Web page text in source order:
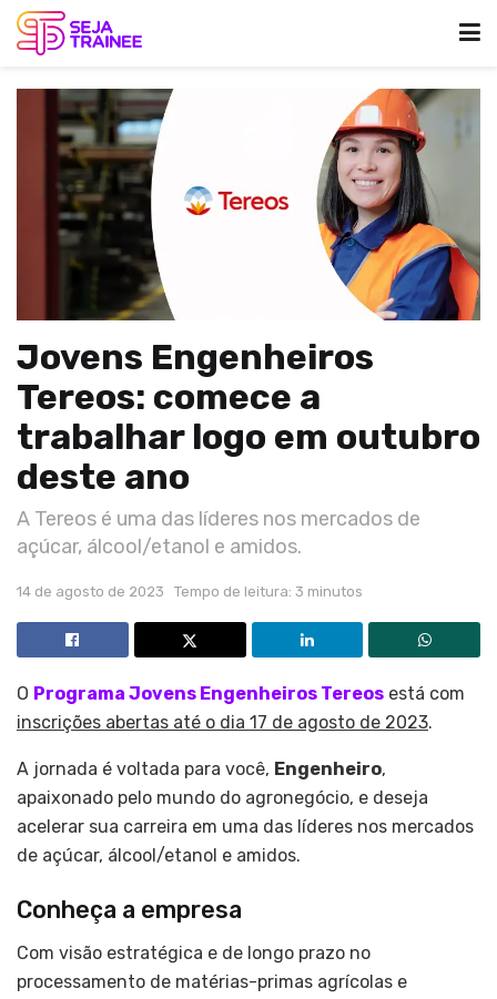
Jovens Engenheiros
Tereos: comece a
trabalhar logo em outubro
deste ano
A Tereos é uma das líderes nos mercados de
açúcar, álcool/etanol e amidos.
14 de agosto de 2023 Tempo de leitura: 3 minutos
O Programa Jovens Engenheiros Tereos está com
inscrições abertas até o dia 17 de agosto de 2023.
A jornada é voltada para você, Engenheiro,
apaixonado pelo mundo do agronegócio, e deseja
acelerar sua carreira em uma das líderes nos mercados
de açúcar, álcool/etanol e amidos.
Conheça a empresa
Com visão estratégica e de longo prazo no
processamento de matérias-primas agrícolas e